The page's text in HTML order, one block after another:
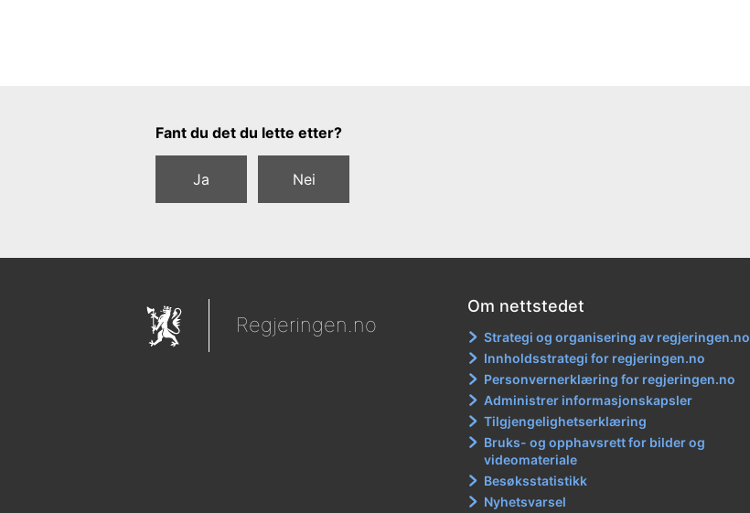
Tilbakemeldingsskjema
Fant du det du lette etter?
Ja Nei
Regjeringen.no
Om nettstedet
Strategi og organisering av regjeringen.no
Innholdsstrategi for regjeringen.no
Personvernerklæring for regjeringen.no
Administrer informasjonskapsler
Tilgjengelighetserklæring
Bruks- og opphavsrett for bilder og
videomateriale
Besøksstatistikk
Nyhetsvarsel